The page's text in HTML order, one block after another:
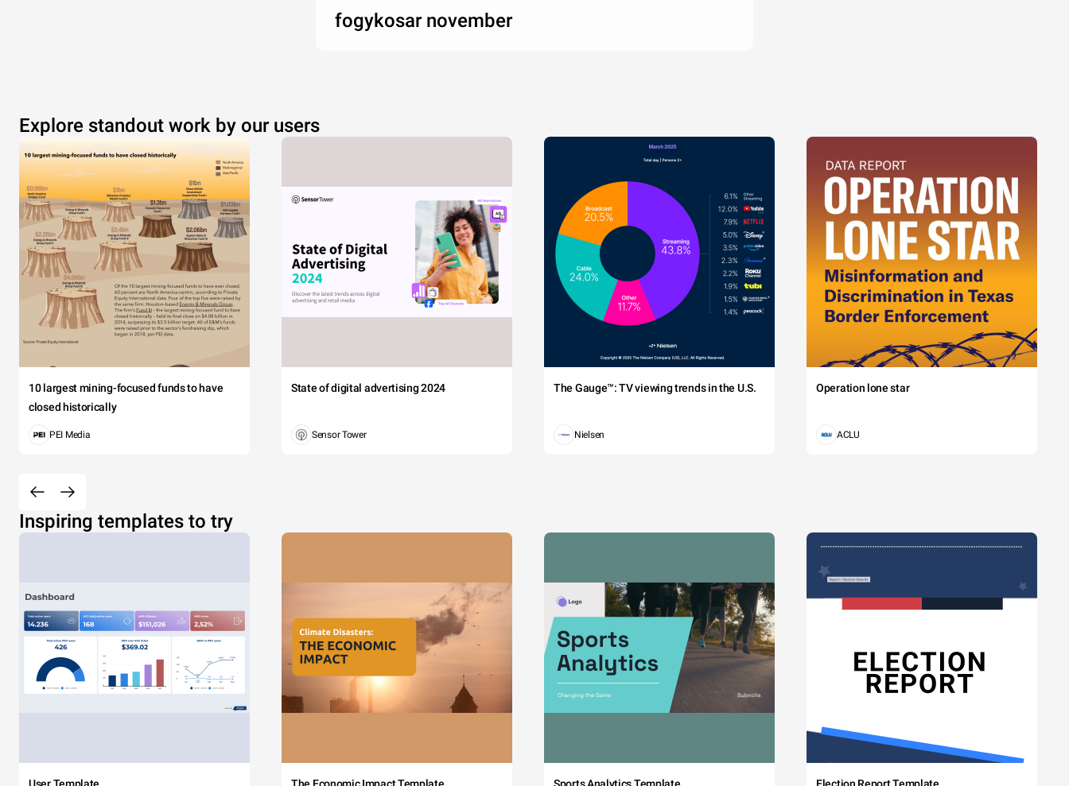
fogykosar november
Explore standout work by our users
10 largest mining-focused funds to have
closed historically
PEI Media
State of digital advertising 2024
Sensor Tower
The Gauge™: TV viewing trends in the U.S.
Nielsen
Operation lone star
ACLU
Inspiring templates to try